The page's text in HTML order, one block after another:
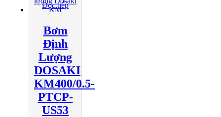
Đọc tiếp
Bơm
Định
Lượng
DOSAKI
KM400/0.5-
PTCP-
US53